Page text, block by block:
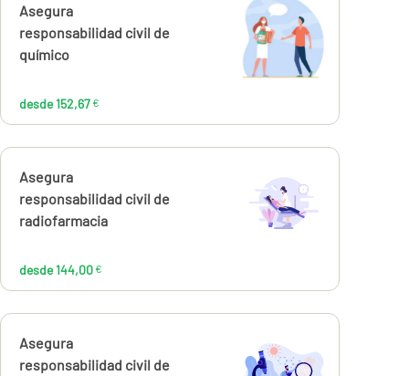
Calcúlalo ahora
Asegura
responsabilidad civil de
químico
desde 152,67 €
152,67 €
Calcúlalo ahora
Asegura
responsabilidad civil de
radiofarmacia
desde 144,00 €
144,00€
Calcúlalo ahora
Asegura
responsabilidad civil de